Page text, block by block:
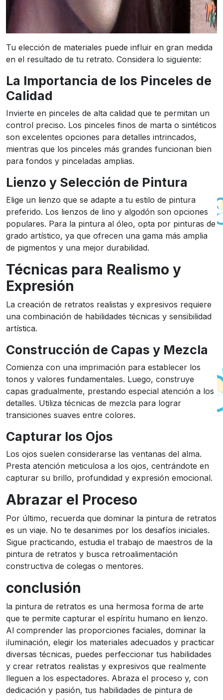
Tu elección de materiales puede influir en gran medida
en el resultado de tu retrato. Considera lo siguiente:
La Importancia de los Pinceles de
Calidad
Invierte en pinceles de alta calidad que te permitan un
control preciso. Los pinceles finos de marta o sintéticos
son excelentes opciones para detalles intrincados,
mientras que los pinceles más grandes funcionan bien
para fondos y pinceladas amplias.
Lienzo y Selección de Pintura
Elige un lienzo que se adapte a tu estilo de pintura
preferido. Los lienzos de lino y algodón son opciones
populares. Para la pintura al óleo, opta por pinturas de
grado artístico, ya que ofrecen una gama más amplia
de pigmentos y una mejor durabilidad.
Técnicas para Realismo y
Expresión
La creación de retratos realistas y expresivos requiere
una combinación de habilidades técnicas y sensibilidad
artística.
Construcción de Capas y Mezcla
Comienza con una imprimación para establecer los
tonos y valores fundamentales. Luego, construye
capas gradualmente, prestando especial atención a los
detalles. Utiliza técnicas de mezcla para lograr
transiciones suaves entre colores.
Capturar los Ojos
Los ojos suelen considerarse las ventanas del alma.
Presta atención meticulosa a los ojos, centrándote en
capturar su brillo, profundidad y expresión emocional.
Abrazar el Proceso
Por último, recuerda que dominar la pintura de retratos
es un viaje. No te desanimes por los desafíos iniciales.
Sigue practicando, estudia el trabajo de maestros de la
pintura de retratos y busca retroalimentación
constructiva de colegas o mentores.
conclusión
la pintura de retratos es una hermosa forma de arte
que te permite capturar el espíritu humano en lienzo.
Al comprender las proporciones faciales, dominar la
iluminación, elegir los materiales adecuados y practicar
diversas técnicas, puedes perfeccionar tus habilidades
y crear retratos realistas y expresivos que realmente
lleguen a los espectadores. Abraza el proceso y, con
dedicación y pasión, tus habilidades de pintura de